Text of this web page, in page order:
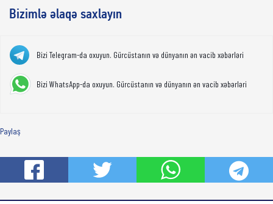
Bizimlə əlaqə saxlayın
Bizi Telegram-da oxuyun. Gürcüstanın və dünyanın ən vacib xəbərləri
Bizi WhatsApp-da oxuyun. Gürcüstanın və dünyanın ən vacib xəbərləri
Paylaş